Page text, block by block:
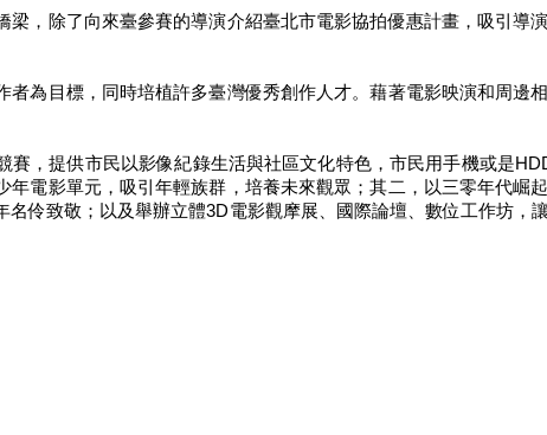
，除了向來臺參賽的導演介紹臺北市電影協拍優惠計畫，吸引導
為目標，同時培植許多臺灣優秀創作人才。藉著電影映演和周邊
賽，提供市民以影像紀錄生活與社區文化特色，市民用手機或是
電影單元，吸引年輕族群，培養未來觀眾；其二，以三零年代崛
伶致敬；以及舉辦立體3D電影觀摩展、國際論壇、數位工作坊，